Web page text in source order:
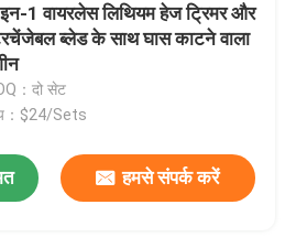
संदेश छोड़ें
1 वायरलेस लिथियम हेज ट्रिमर और
ब्लेड के साथ घास काटने वाला
：दो सेट
：$24/Sets
हमसे संपर्क करें